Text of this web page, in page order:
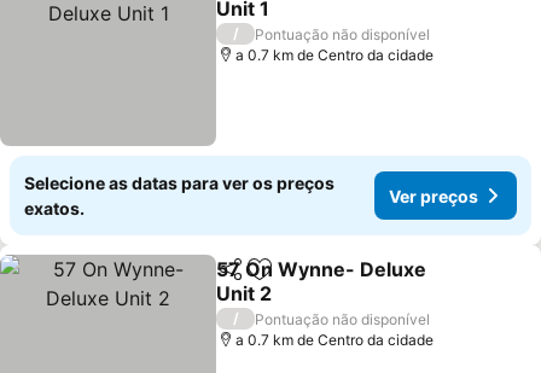
Unit 1
Ver preços
/
Pontuação não disponível
a 0.7 km de Centro da cidade
Selecione as datas para ver os preços
exatos.
Ver preços
PartilharAdicionar aos favoritos
57 On Wynne- Deluxe
Unit 2
Ver preços
/
Pontuação não disponível
a 0.7 km de Centro da cidade